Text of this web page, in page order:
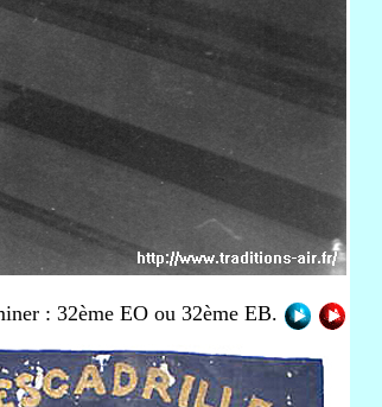
: 32ème EO ou 32ème EB.